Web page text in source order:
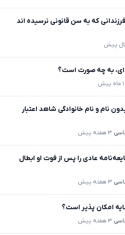
که به سن قانونی نرسیده اند
ای، به چه صورت است؟
۱ ماه پیش
نام و نام خانوادگی شاهد اعتبار
۳ هفته پیش
عادی را پس از فوت او ابطال
۳ هفته پیش
امکان پذیر است؟
۳ هفته پیش